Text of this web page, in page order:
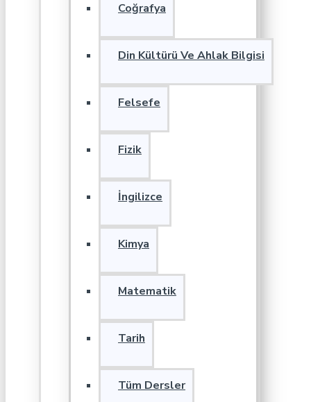
Coğrafya
Din Kültürü Ve Ahlak Bilgisi
Felsefe
Fizik
İngilizce
Kimya
Matematik
Tarih
Tüm Dersler